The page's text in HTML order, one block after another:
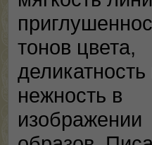
тонов цвета,
деликатность
нежность в
изображении